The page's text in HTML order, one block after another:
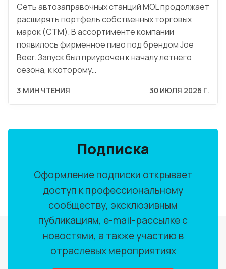
Сеть автозаправочных станций MOL продолжает
расширять портфель собственных торговых
марок (СТМ). В ассортименте компании
появилось фирменное пиво под брендом Joe
Beer. Запуск был приурочен к началу летнего
сезона, к которому…
3 МИН ЧТЕНИЯ 30 ИЮЛЯ 2026 Г.
Подписка
Оформление подписки открывает
доступ к профессиональному
сообществу, эксклюзивным
публикациям, e-mail-рассылке с
новостями, а также участию в
отраслевых мероприятиях